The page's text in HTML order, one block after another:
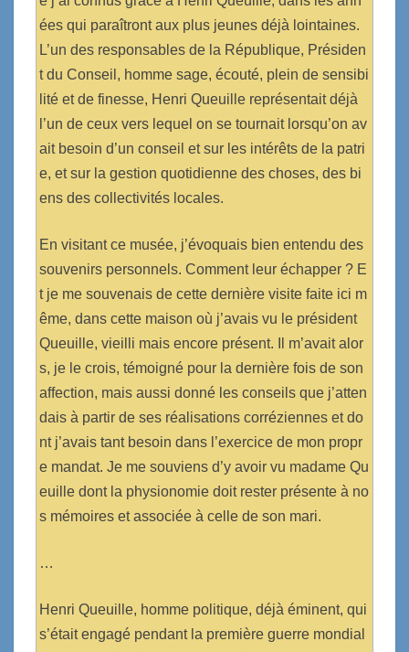
ées qui paraîtront aux plus jeunes déjà lointaines.
L’un des responsables de la République, Présiden
t du Conseil, homme sage, écouté, plein de sensibi
lité et de finesse, Henri Queuille représentait déjà
l’un de ceux vers lequel on se tournait lorsqu’on av
ait besoin d’un conseil et sur les intérêts de la patri
e, et sur la gestion quotidienne des choses, des bi
ens des collectivités locales.
En visitant ce musée, j’évoquais bien entendu des
souvenirs personnels. Comment leur échapper ? E
t je me souvenais de cette dernière visite faite ici m
ême, dans cette maison où j’avais vu le président
Queuille, vieilli mais encore présent. Il m’avait alor
s, je le crois, témoigné pour la dernière fois de son
affection, mais aussi donné les conseils que j’atten
dais à partir de ses réalisations corréziennes et do
nt j’avais tant besoin dans l’exercice de mon propr
e mandat. Je me souviens d’y avoir vu madame Qu
euille dont la physionomie doit rester présente à no
s mémoires et associée à celle de son mari.
…
Henri Queuille, homme politique, déjà éminent, qui
s’était engagé pendant la première guerre mondial